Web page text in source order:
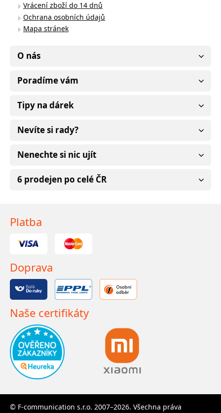
Vrácení zboží do 14 dnů
Ochrana osobních údajů
Mapa stránek
O nás
Poradíme vám
Tipy na dárek
Nevíte si rady?
Nenechte si nic ujít
6 prodejen po celé ČR
Platba
Doprava
Naše certifikáty
© F-communication s.r.o. 2007–2026. Všechna práva